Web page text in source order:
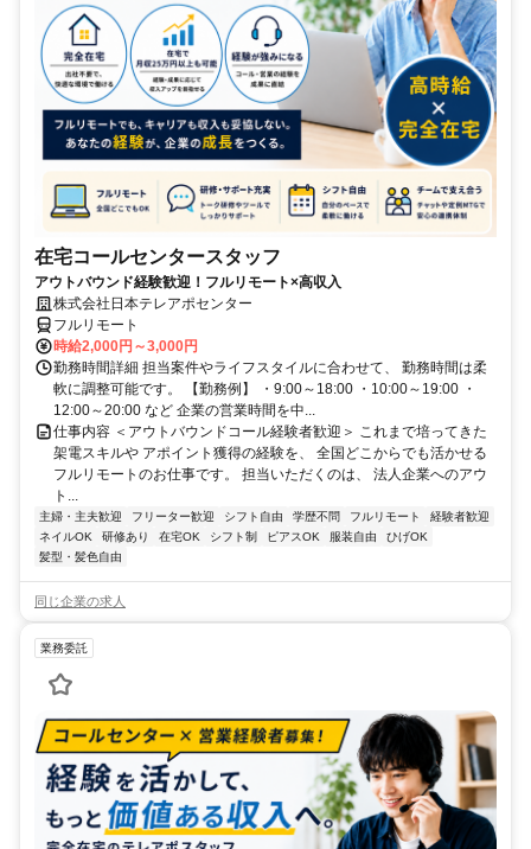
在宅コールセンタースタッフ
アウトバウンド経験歓迎！フルリモート×高収入
株式会社日本テレアポセンター
フルリモート
時給2,000円～3,000円
勤務時間詳細 担当案件やライフスタイルに合わせて、 勤務時間は柔
軟に調整可能です。 【勤務例】 ・9:00～18:00 ・10:00～19:00 ・
12:00～20:00 など 企業の営業時間を中...
仕事内容 ＜アウトバウンドコール経験者歓迎＞ これまで培ってきた
架電スキルや アポイント獲得の経験を、 全国どこからでも活かせる
フルリモートのお仕事です。 担当いただくのは、 法人企業へのアウ
ト...
主婦・主夫歓迎 フリーター歓迎 シフト自由 学歴不問 フルリモート
経験者歓迎
ネイルOK
研修あり 在宅OK シフト制 ピアスOK 服装自由
ひげOK
髪型・髪色自由
同じ企業の求人
業務委託